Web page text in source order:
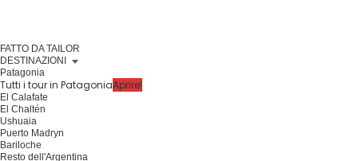
FATTO DA TAILOR
DESTINAZIONI
Patagonia
Tutti i tour in PatagoniaAprire!
El Calafate
El Chaltén
Ushuaia
Puerto Madryn
Bariloche
Resto dell'Argentina